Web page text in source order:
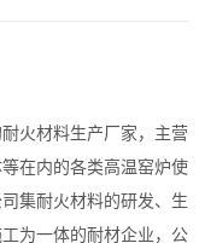
火材料生产厂家，主营
在内的各类高温窑炉使
集耐火材料的研发、生
为一体的耐材企业，公